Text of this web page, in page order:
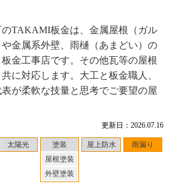
更新日：2026.07.16
太陽光
塗装
屋根塗装
外壁塗装
屋上防水 雨漏り
TAKAMI板金は、金属屋根（ガル
金属系外壁、雨樋（あまどい）の
金工事店です。その他瓦等の屋根
に対応します。大工と板金職人、
が柔軟な技量と思考でご要望の屋